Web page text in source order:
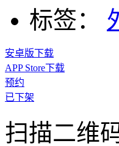
标签：
安卓版下载
APP Store下载
预约
已下架
扫描二维